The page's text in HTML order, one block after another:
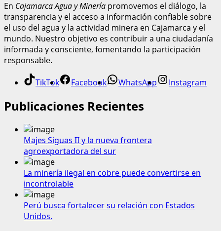
En Cajamarca Agua y Minería promovemos el diálogo, la
transparencia y el acceso a información confiable sobre
el uso del agua y la actividad minera en Cajamarca y el
mundo. Nuestro objetivo es contribuir a una ciudadanía
informada y consciente, fomentando la participación
responsable.
TikTok Facebook WhatsApp Instagram
Publicaciones Recientes
Majes Siguas II y la nueva frontera
agroexportadora del sur
La minería ilegal en cobre puede convertirse en
incontrolable
Perú busca fortalecer su relación con Estados
Unidos.